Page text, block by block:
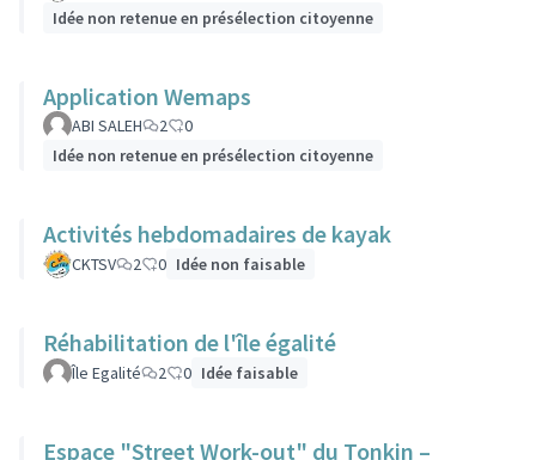
Idée non retenue en présélection citoyenne
Application Wemaps
ABI SALEH 2
0
Idée non retenue en présélection citoyenne
Activités hebdomadaires de kayak
CKTSV 2 0 Idée non faisable
Réhabilitation de l'île égalité
Île Egalité 2 0 Idée faisable
Espace "Street Work-out" du Tonkin –